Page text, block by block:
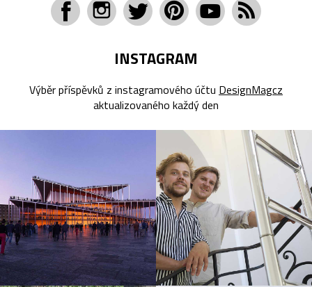
INSTAGRAM
Výběr příspěvků z instagramového účtu DesignMagcz
aktualizovaného každý den